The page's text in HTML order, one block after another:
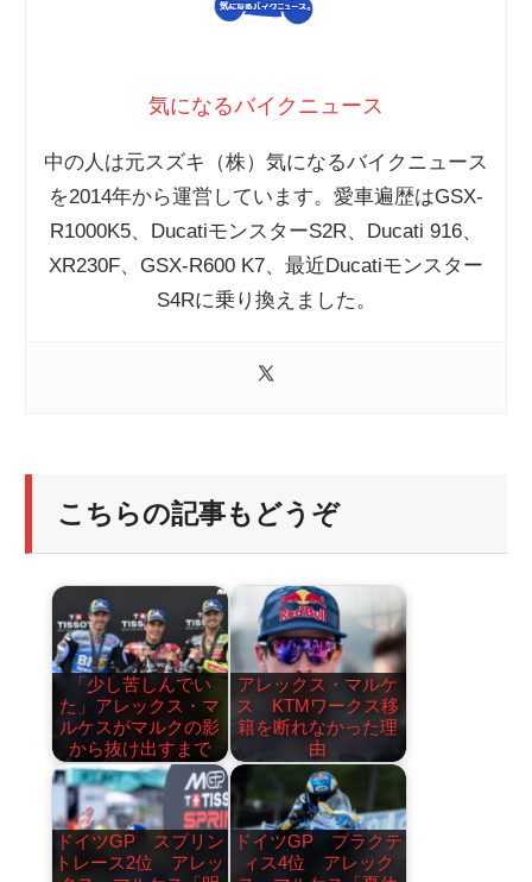
気になるバイクニュース
中の人は元スズキ（株）気になるバイクニュース
を2014年から運営しています。愛車遍歴はGSX-
R1000K5、DucatiモンスターS2R、Ducati 916、
XR230F、GSX-R600 K7、最近Ducatiモンスター
S4Rに乗り換えました。
こちらの記事もどうぞ
「少し苦しんでい
た」アレックス・マ
ルケスがマルクの影
から抜け出すまで
アレックス・マルケ
ス KTMワークス移
籍を断れなかった理
由
ドイツGP スプリン
トレース2位 アレッ
ドイツGP プラクテ
ィス4位 アレック